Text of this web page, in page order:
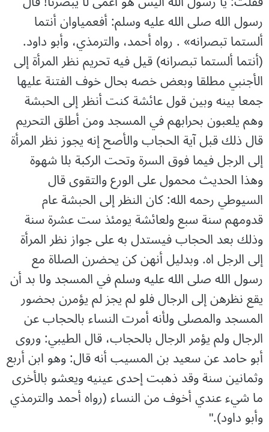
رسول الله صلى الله عليه وسلم: أفعمياوان أنتما
ألستما تبصرانه» . رواه أحمد، والترمذي، وأبو داود.
(أنتما ألستما تبصرانه) قيل فيه تحريم نظر المرأة إلى
الأجنبي مطلقا وبعض خصه بحال خوف الفتنة عليها
جمعا بينه وبين قول عائشة كنت أنظر إلى الحبشة
وهم يلعبون بحرابهم في المسجد ومن أطلق التحريم
قال ذلك قبل آية الحجاب والأصح إنه يجوز نظر المرأة
إلى الرجل فيما فوق السرة وتحت الركبة بلا شهوة
وهذا الحديث محمول على الورع والتقوى قال
السيوطي رحمه الله: كان النظر إلى الحبشة عام
قدومهم سنة سبع ولعائشة يومئذ ست عشرة سنة
وذلك بعد الحجاب فيستدل به على جواز نظر المرأة
إلى الرجل اه. وبدليل أنهن كن يحضرن الصلاة مع
رسول الله صلى الله عليه وسلم في المسجد ولا بد أن
يقع نظرهن إلى الرجال فلو لم يجز لم يؤمرن بحضور
المسجد والمصلى ولأنه أمرت النساء بالحجاب عن
الرجال ولم يؤمر الرجال بالحجاب، قال الطيبي: وروى
أبو حامد عن سعيد بن المسيب أنه قال: وهو ابن أربع
وثمانين سنة وقد ذهبت إحدى عينيه ويعشو بالأخرى
ما شيء عندي أخوف من النساء (رواه أحمد والترمذي
وأبو داود)."